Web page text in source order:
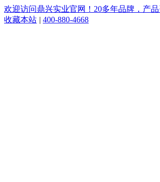
欢迎访问鼎兴实业官网！20多年品牌，产
收藏本站 | 400-880-4668